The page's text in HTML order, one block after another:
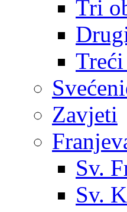
Tri
Zavjeti
Sv.
Sv.